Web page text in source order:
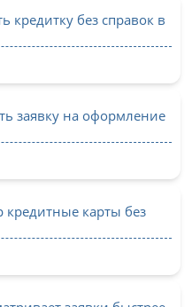
кредитку без справок в
заявку на оформление
карты без